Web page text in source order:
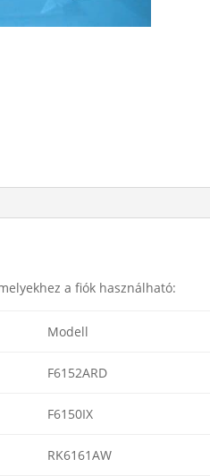
a fiók használható:
Modell
F6152ARD
F6150IX
RK6161AW